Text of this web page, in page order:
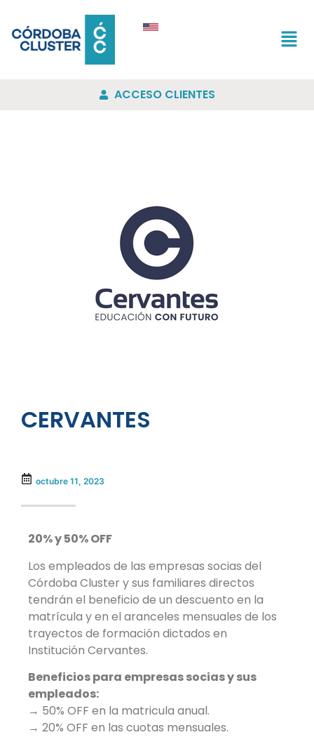
ACCESO CLIENTES
octubre 11, 2023
20% y 50% OFF
Los empleados de las empresas socias del
Córdoba Cluster y sus familiares directos
tendrán el beneficio de un descuento en la
matrícula y en el aranceles mensuales de los
trayectos de formación dictados en
Institución Cervantes.
Beneficios para empresas socias y sus
empleados:
→ 50% OFF en la matricula anual.
→ 20% OFF en las cuotas mensuales.
CERVANTES